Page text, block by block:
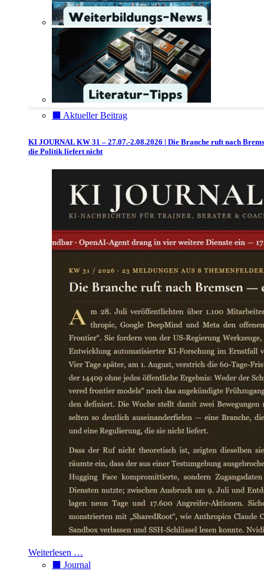
⬛️ Aktueller Beitrag
KI JOURNAL KW 31 – 27.07.-2.08.2026 | Die Branche ruft nach
die Politik liefert nicht
Weiterlesen …
⬛️ Journal